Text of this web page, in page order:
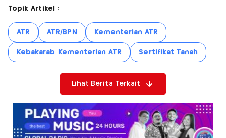
Topik Artikel :
ATR ATR/BPN Kementerian ATR
Kebakarab Kementerian ATR Sertifikat Tanah
Lihat Berita Terkait